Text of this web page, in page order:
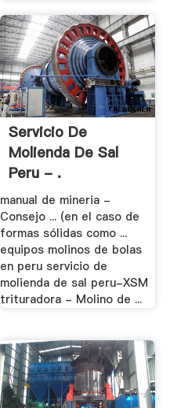
Servicio De
Molienda De Sal
Peru - .
manual de mineria -
Consejo ... (en el caso de
formas sólidas como ...
equipos molinos de bolas
en peru servicio de
molienda de sal peru-XSM
trituradora - Molino de ...